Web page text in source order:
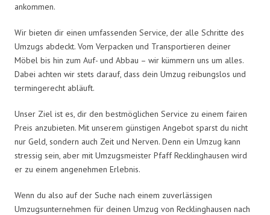
ankommen.
Wir bieten dir einen umfassenden Service, der alle Schritte des
Umzugs abdeckt. Vom Verpacken und Transportieren deiner
Möbel bis hin zum Auf- und Abbau – wir kümmern uns um alles.
Dabei achten wir stets darauf, dass dein Umzug reibungslos und
termingerecht abläuft.
Unser Ziel ist es, dir den bestmöglichen Service zu einem fairen
Preis anzubieten. Mit unserem günstigen Angebot sparst du nicht
nur Geld, sondern auch Zeit und Nerven. Denn ein Umzug kann
stressig sein, aber mit Umzugsmeister Pfaff Recklinghausen wird
er zu einem angenehmen Erlebnis.
Wenn du also auf der Suche nach einem zuverlässigen
Umzugsunternehmen für deinen Umzug von Recklinghausen nach